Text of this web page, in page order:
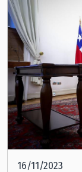
16/11/2023